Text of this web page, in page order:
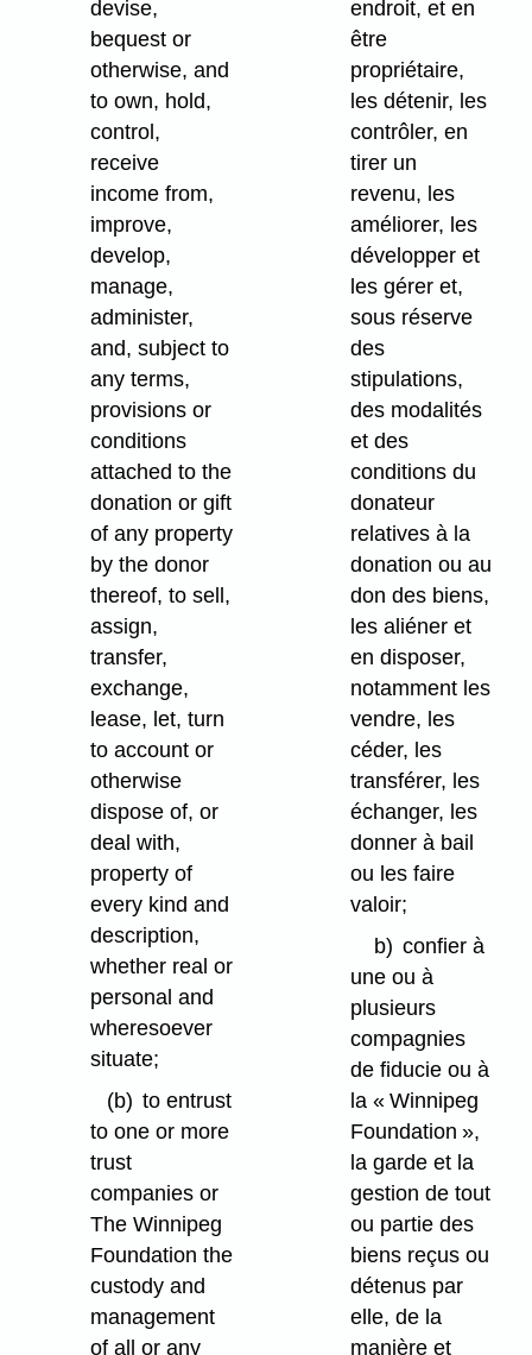
devise,
bequest or
otherwise, and
to own, hold,
control,
receive
income from,
improve,
develop,
manage,
administer,
and, subject to
any terms,
provisions or
conditions
attached to the
donation or gift
of any property
by the donor
thereof, to sell,
assign,
transfer,
exchange,
lease, let, turn
to account or
otherwise
dispose of, or
deal with,
property of
every kind and
description,
whether real or
personal and
wheresoever
situate;
(b) to entrust
to one or more
trust
companies or
The Winnipeg
Foundation the
custody and
management
of all or any
endroit, et en
être
propriétaire,
les détenir, les
contrôler, en
tirer un
revenu, les
améliorer, les
développer et
les gérer et,
sous réserve
des
stipulations,
des modalités
et des
conditions du
donateur
relatives à la
donation ou au
don des biens,
les aliéner et
en disposer,
notamment les
vendre, les
céder, les
transférer, les
échanger, les
donner à bail
ou les faire
valoir;
b) confier à
une ou à
plusieurs
compagnies
de fiducie ou à
la « Winnipeg
Foundation »,
la garde et la
gestion de tout
ou partie des
biens reçus ou
détenus par
elle, de la
manière et